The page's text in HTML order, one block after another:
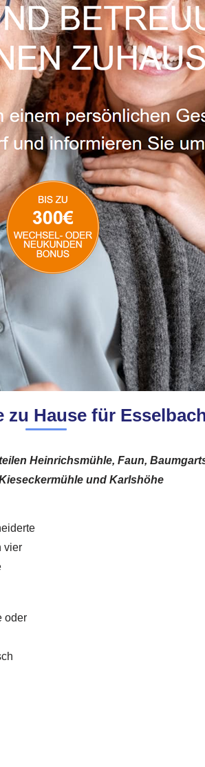
zu Hause für
Heinrichsmühle, Faun,
und Karlshöhe
vier
oder